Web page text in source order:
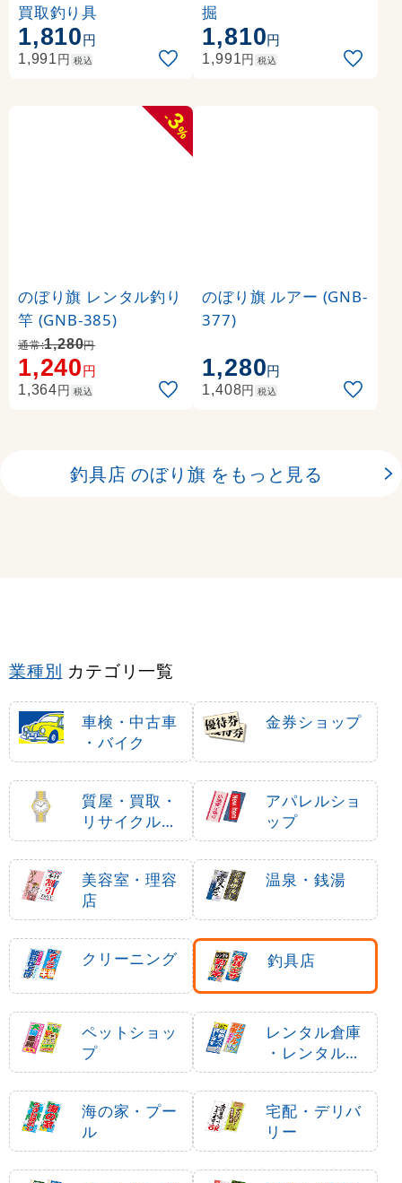
買取釣り具
1,810円
1,991円 税込
掘
1,810円
1,991円 税込
-
3
%
のぼり旗 レンタル釣り
竿 (GNB-385)
通常:1,280円
1,240円
1,364円 税込
のぼり旗 ルアー (GNB-
377)
1,280円
1,408円 税込
釣具店 のぼり旗 をもっと見る
業種別 カテゴリ一覧
車検・中古車
・バイク
金券ショップ
質屋・買取・
リサイクルシ
ョップ
アパレルショ
ップ
美容室・理容
店
温泉・銭湯
クリーニング 釣具店
ペットショッ
プ
レンタル倉庫
・レンタルボ
ックス
海の家・プー
ル
宅配・デリバ
リー